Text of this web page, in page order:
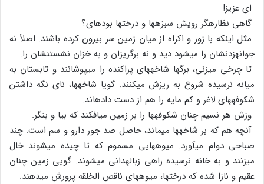
ای عزیز!
گاهی نظاره‏گر رویش سبزه‏ها و درخت‏ها بوده‏ای؟
مثل این‏که با زور و اکراه از میان زمین سر بیرون کرده باشند. اصلاً نه
جوانه‏زدنشان را می‏شود دید و نه برگ‏ریزان و به خزان نشستنشان را.
تا چرخی می‏زنی، برگها شاخه‏های پراکنده را می‏پوشانند و تابستان به
میانه نرسیده شروع به ریزش می‏کنند. گویا شاخه‏ها، نای نگه داشتن
شکوفه‏های لاغر و کم مایه را هم از دست داده‏اند.
وزش هر نسیم چنان شکوفه‏ها را بر زمین می‏افکند که بیا و بنگر.
آنچه هم که بر شاخه‏ها می‏ماند، حاصل صد جور دارو و سم است. چند
صباحی دوام می‏آورد. میوه‏هایی مسموم که تا چیده می‏شوند خال
می‏زنند و به خانه نرسیده راهی زباله‏دانی می‏شوند. گویی زمین چنان
عقیم و نازا شده که درختها، میوه‏های ناقص الخلقه پرورش می‏دهند.